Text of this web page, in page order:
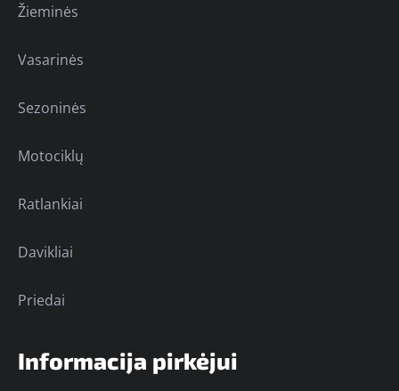
Žieminės
Vasarinės
Sezoninės
Motociklų
Ratlankiai
Davikliai
Priedai
Informacija pirkėjui